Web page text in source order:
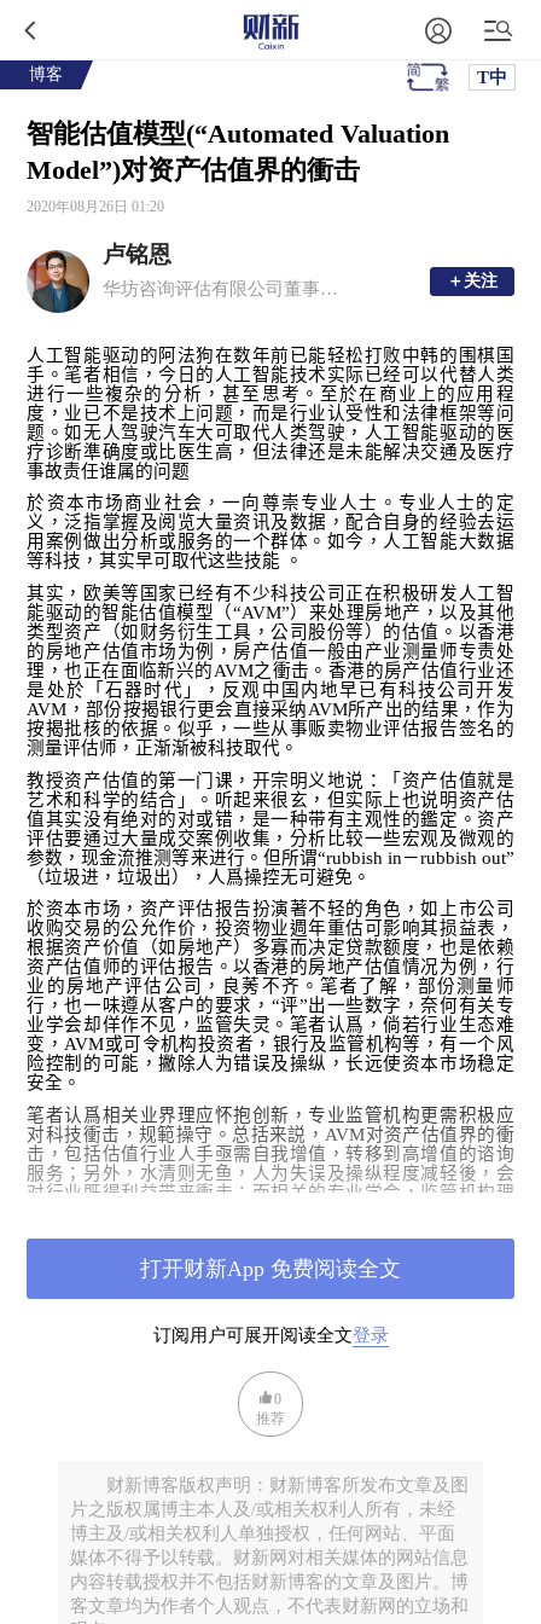
博客 T中
智能估值模型(“Automated Valuation
Model”)对资产估值界的衝击
2020年08月26日 01:20
卢铭恩
华坊咨询评估有限公司董事总经理、注册中国房地产估价师、香港测量师学会产业测量师 ＋关注
＋关注
人工智能驱动的阿法狗在数年前已能轻松打败中韩的围棋国
手。笔者相信，今日的人工智能技术实际已经可以代替人类
进行一些複杂的分析，甚至思考。至於在商业上的应用程
度，业已不是技术上问题，而是行业认受性和法律框架等问
题。如无人驾驶汽车大可取代人类驾驶，人工智能驱动的医
疗诊断準确度或比医生高，但法律还是未能解决交通及医疗
事故责任谁属的问题
於资本市场商业社会，一向尊崇专业人士。专业人士的定
义，泛指掌握及阅览大量资讯及数据，配合自身的经验去运
用案例做出分析或服务的一个群体。如今，人工智能大数据
等科技，其实早可取代这些技能 。
其实，欧美等国家已经有不少科技公司正在积极研发人工智
能驱动的智能估值模型（“AVM”）来处理房地产，以及其他
类型资产（如财务衍生工具，公司股份等）的估值。以香港
的房地产估值市场为例，房产估值一般由产业测量师专责处
理，也正在面临新兴的AVM之衝击。香港的房产估值行业还
是处於「石器时代」，反观中国内地早已有科技公司开发
AVM ，部份按揭银行更会直接采纳AVM所产出的结果，作为
按揭批核的依据。似乎，一些从事贩卖物业评估报告签名的
测量评估师，正渐渐被科技取代。
教授资产估值的第一门课，开宗明义地说：「资产估值就是
艺术和科学的结合」。听起来很玄，但实际上也说明资产估
值其实没有绝对的对或错，是一种带有主观性的鑑定。资产
评估要通过大量成交案例收集，分析比较一些宏观及微观的
参数，现金流推测等来进行。但所谓“rubbish in－rubbish out”
（垃圾进，垃圾出），人爲操控无可避免。
於资本市场，资产评估报告扮演著不轻的角色，如上市公司
收购交易的公允作价，投资物业週年重估可影响其损益表，
根据资产价值（如房地产）多寡而决定贷款额度，也是依赖
资产估值师的评估报告。以香港的房地产估值情况为例，行
业的房地产评估公司，良莠不齐。笔者了解，部份测量师
行，也一味遵从客户的要求，“评”出一些数字，奈何有关专
业学会却佯作不见，监管失灵。笔者认爲，倘若行业生态难
变， AVM或可令机构投资者，银行及监管机构等，有一个风
险控制的可能，撇除人为错误及操纵，长远使资本市场稳定
安全。
笔者认爲相关业界理应怀抱创新，专业监管机构更需积极应
对科技衝击，规範操守。总括来説， AVM对资产估值界的衝
击，包括估值行业人手亟需自我增值，转移到高增值的谘询
服务；另外，水清则无鱼，人为失误及操纵程度减轻後，会
对行业既得利益带来衝击；而相关的专业学会，监管机构理
力及法律框架的
三座大山，还亟需业界与监管机构的携手推
订阅用户可展开阅读全文登录
打开财新App 免费阅读全文
0
推荐
财新博客版权声明：财新博客所发布文章及图
片之版权属博主本人及/或相关权利人所有，未经
博主及/或相关权利人单独授权，任何网站、平面
媒体不得予以转载。财新网对相关媒体的网站信息
内容转载授权并不包括财新博客的文章及图片。博
客文章均为作者个人观点，不代表财新网的立场和